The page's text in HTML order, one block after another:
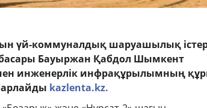
үй-коммуналдық шаруашылық
Бауыржан Қабдол Шымкент
инженерлік инфрақұрылымның
kazlenta.kz.